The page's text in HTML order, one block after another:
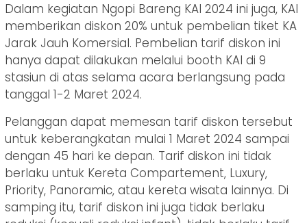
Dalam kegiatan Ngopi Bareng KAI 2024 ini juga, KAI
memberikan diskon 20% untuk pembelian tiket KA
Jarak Jauh Komersial. Pembelian tarif diskon ini
hanya dapat dilakukan melalui booth KAI di 9
stasiun di atas selama acara berlangsung pada
tanggal 1-2 Maret 2024.
Pelanggan dapat memesan tarif diskon tersebut
untuk keberangkatan mulai 1 Maret 2024 sampai
dengan 45 hari ke depan. Tarif diskon ini tidak
berlaku untuk Kereta Compartement, Luxury,
Priority, Panoramic, atau kereta wisata lainnya. Di
samping itu, tarif diskon ini juga tidak berlaku